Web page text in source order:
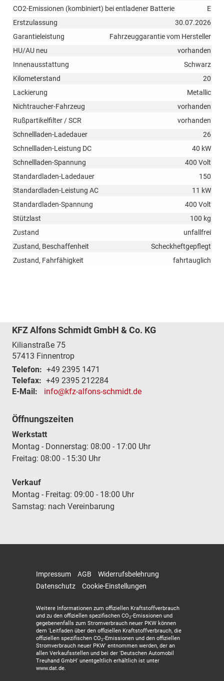
CO2-Emissionen (kombiniert) bei entladener Batterie
E
Erstzulassung
30.07.2026
Garantieleistung
Fahrzeuggarantie vom Hersteller
HU/AU neu
vorhanden
Innenausstattung
Schwarz
Kilometerstand
20
Lackierung
Metallic
Nichtraucher-Fahrzeug
vorhanden
Rußpartikelfilter / SCR
vorhanden
Schnellladen-Ladedauer
26
Schnellladen-Leistung DC
40 kW
Schnellladen-Spannung
400 Volt
Standardladen-Ladedauer
150
Standardladen-Leistung AC
11 kW
Standardladen-Spannung
400 Volt
Stützlast
100 kg
Zustand
unfallfrei
Zustand, Beschaffenheit
Scheckheftgepflegt
Zustand, Fahrfähigkeit
fahrtauglich
KFZ Alfons Schmidt GmbH & Co. KG
Kilianstraße 75
57413 Finnentrop
Telefon: +49 2395 1471
Telefax: +49 2395 212284
E-Mail:
info@kfz-alfons-schmidt.de
Öffnungszeiten
Werkstatt
Montag - Donnerstag: 08:00 - 17:00 Uhr
Freitag: 08:00 - 15:30 Uhr
Verkauf
Montag - Freitag: 09:00 - 18:00 Uhr
Samstag: nach Vereinbarung
Impressum AGB
Widerrufsbelehrung
Datenschutz
Cookie-Einstellungen
Weitere Informationen zum offiziellen Kraftstoffverbrauch
und zu den offiziellen spezifischen CO2-Emissionen und
gegebenenfalls zum Stromverbrauch neuer PKW können
dem 'Leitfaden über den offiziellen Kraftstoffverbrauch, die
offiziellen spezifischen CO2-Emissionen und den offiziellen
Stromverbrauch neuer PKW' entnommen werden, der an
allen Verkaufsstellen und bei der 'Deutschen Automobil
Treuhand GmbH' unentgeltlich erhältlich ist unter
www.dat.de.